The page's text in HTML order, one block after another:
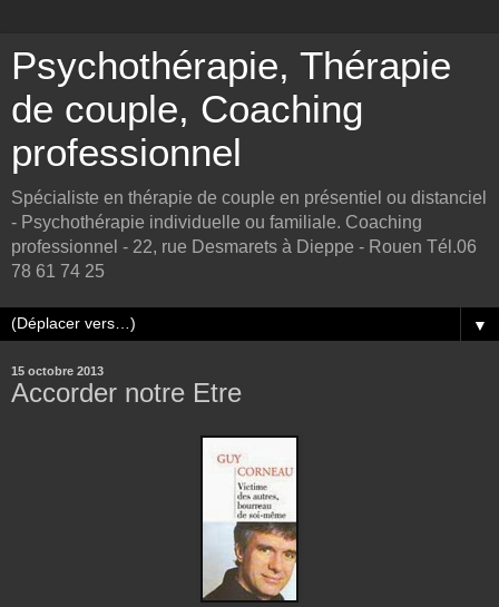
Psychothérapie, Thérapie
de couple, Coaching
professionnel
Spécialiste en thérapie de couple en présentiel ou distanciel
- Psychothérapie individuelle ou familiale. Coaching
professionnel - 22, rue Desmarets à Dieppe - Rouen Tél.06
78 61 74 25
▼
15 octobre 2013
Accorder notre Etre